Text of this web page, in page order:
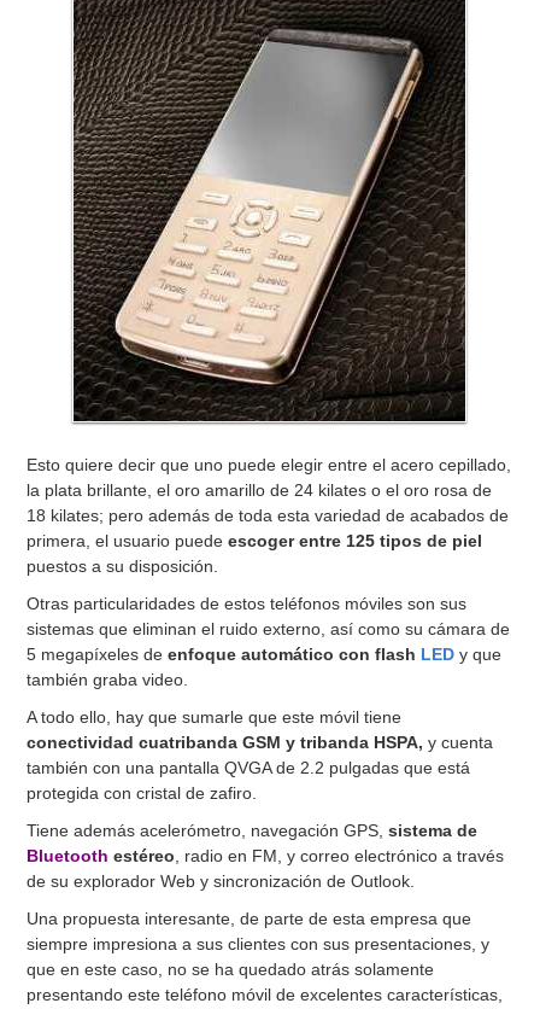
Esto quiere decir que uno puede elegir entre el acero cepillado,
la plata brillante, el oro amarillo de 24 kilates o el oro rosa de
18 kilates; pero además de toda esta variedad de acabados de
primera, el usuario puede escoger entre 125 tipos de piel
puestos a su disposición.
Otras particularidades de estos teléfonos móviles son sus
sistemas que eliminan el ruido externo, así como su cámara de
5 megapíxeles deenfoque automático con flash LED y que
también graba video.
A todo ello, hay que sumarle que este móvil tiene
conectividad cuatribanda GSM y tribanda HSPA, y cuenta
también con una pantalla QVGA de 2.2 pulgadas que está
protegida con cristal de zafiro.
Tiene además acelerómetro, navegación GPS,sistema de
Bluetooth estéreo , radio en FM, y correo electrónico a través
de su explorador Web y sincronización de Outlook.
Una propuesta interesante, de parte de esta empresa que
siempre impresiona a sus clientes con sus presentaciones, y
que en este caso, no se ha quedado atrás solamente
presentando este teléfono móvil de excelentes características,